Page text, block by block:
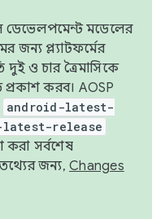
ডেভেলপমেন্ট মডেলের
জন্য প্ল্যাটফর্মের
দুই ও চার ত্রৈমাসিকে
করব। AOSP
android-latest-
latest-release
করা সর্বশেষ
জন্য, Changes